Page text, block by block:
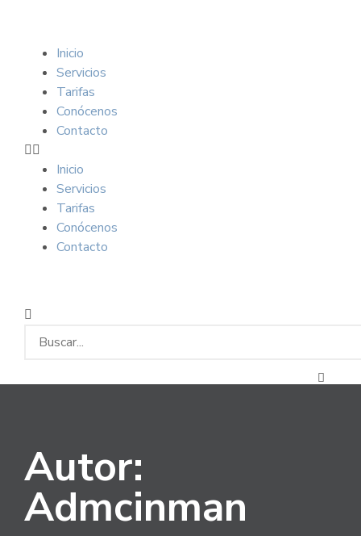
Inicio
Servicios
Tarifas
Conócenos
Contacto
Inicio
Servicios
Tarifas
Conócenos
Contacto
Autor:
Admcinman